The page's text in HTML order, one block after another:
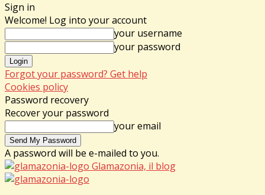
Sign in
Welcome! Log into your account
your username
your password
Forgot your password? Get help
Cookies policy
Password recovery
Recover your password
your email
A password will be e-mailed to you.
Glamazonia, il blog